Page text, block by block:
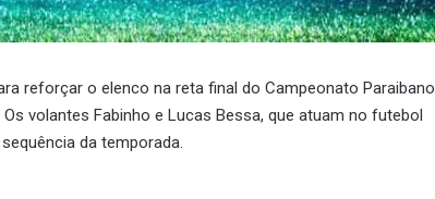
reforçar o elenco na reta final do Campeonato Paraibano
volantes Fabinho e Lucas Bessa, que atuam no futebol
da temporada.